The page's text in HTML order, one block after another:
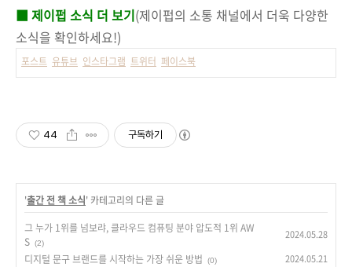
■ 제이펍 소식 더 보기(제이펍의 소통 채널에서 더욱 다양한
소식을 확인하세요!)
포스트 유튜브 인스타그램 트위터 페이스북
44 구독하기
'출간 전 책 소식' 카테고리의 다른 글
그 누가 1위를 넘보랴, 클라우드 컴퓨팅 분야 압도적 1위 AW
S (2)
2024.05.28
디지털 문구 브랜드를 시작하는 가장 쉬운 방법 (0) 2024.05.21